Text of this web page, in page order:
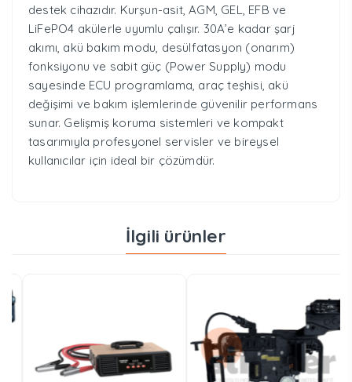
destek cihazıdır. Kurşun-asit, AGM, GEL, EFB ve
LiFePO4 akülerle uyumlu çalışır. 30A’e kadar şarj
akımı, akü bakım modu, desülfatasyon (onarım)
fonksiyonu ve sabit güç (Power Supply) modu
sayesinde ECU programlama, araç teşhisi, akü
değişimi ve bakım işlemlerinde güvenilir performans
sunar. Gelişmiş koruma sistemleri ve kompakt
tasarımıyla profesyonel servisler ve bireysel
kullanıcılar için ideal bir çözümdür.
İlgili ürünler